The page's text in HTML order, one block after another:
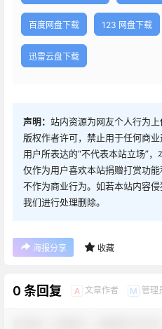
百度网盘下载 123 网盘下载
迅雷云盘下载
声明： 站内资源为网友个人行为
版权作者许可，禁止用于任何商
用户所表达的“不代表本站立场”
仅作为用户喜欢本站捐赠打赏功
不作为商业行为。如若本站内容
我们进行处理删除。
海报分享 收藏
0 条回复 A 文章作者 M 管理